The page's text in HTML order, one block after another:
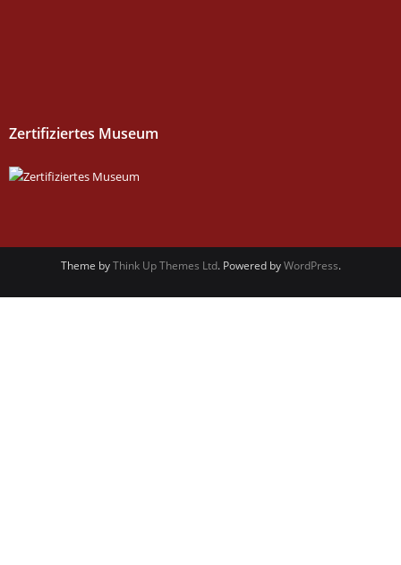
Zertifiziertes Museum
Theme byThink Up Themes Ltd. Powered byWordPress.